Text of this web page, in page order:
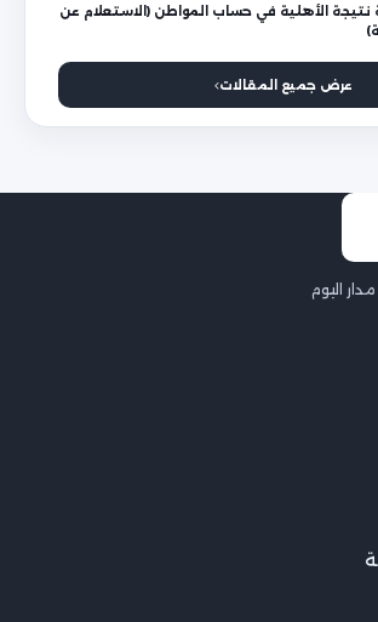
نتيجة الأهلية في حساب المواطن (الاستعلام عن
عرض جميع المقالات
اليوم